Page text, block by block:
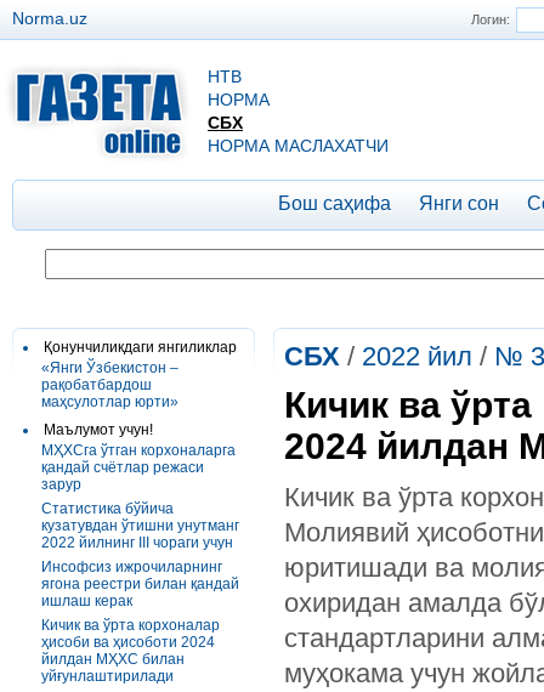
Логин:
Norma.uz
НТВ
НОРМА
СБХ
НОРМА МАСЛАХАТЧИ
Бош саҳифа Янги сон
Қонунчиликдаги янгиликлар
«Янги Ўзбекистон –
рақобатбардош
маҳсулотлар юрти»
Маълумот учун!
МҲХСга ўтган корхоналарга
қандай счётлар режаси
зарур
Статистика бўйича
кузатувдан ўтишни унутманг
2022 йилнинг III чораги учун
Инсофсиз ижрочиларнинг
ягона реестри билан қандай
ишлаш керак
Кичик ва ўрта корхоналар
ҳисоби ва ҳисоботи 2024
йилдан МҲХС билан
уйғунлаштирилади
СБХ / 2022 йил / №
Кичик ва
2024 йилдан
Кичик ва ўрта
Молиявий
юритишади ва
охиридан амалда
стандартларини
муҳокама учун